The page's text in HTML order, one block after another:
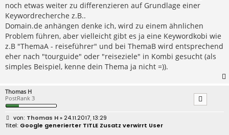
noch etwas weiter zu differenzieren auf Grundlage einer
Keywordrecherche z.B..
Domain.de anhängen denke ich, wird zu einem ähnlichen
Problem führen, aber vielleicht gibt es ja eine Keywordkobi wie
z.B "ThemaA - reiseführer" und bei ThemaB wird entsprechend
eher nach "tourguide" oder "reiseziele" in Kombi gesucht (als
simples Beispiel, kenne dein Thema ja nicht =)).
Thomas H
PostRank 3
B
e
i
Thomas H» 24.11.2017, 13:29
Google generierter TITLE Zusatz verwirrt User